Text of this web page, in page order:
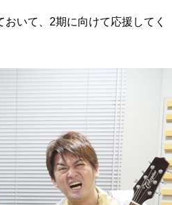
いて、2期に向けて応援してく